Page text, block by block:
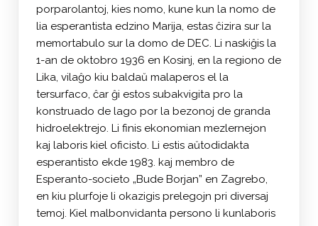
porparolantoj, kies nomo, kune kun la nomo de
lia esperantista edzino Marija, estas ĉizira sur la
memortabulo sur la domo de DEC. Li naskiĝis la
1-an de oktobro 1936 en Kosinj, en la regiono de
Lika, vilaĝo kiu baldaŭ malaperos el la
tersurfaco, ĉar ĝi estos subakvigita pro la
konstruado de lago por la bezonoj de granda
hidroelektrejo. Li finis ekonomian mezlernejon
kaj laboris kiel oficisto. Li estis aŭtodidakta
esperantisto ekde 1983. kaj membro de
Esperanto-societo „Bude Borjan” en Zagrebo,
en kiu plurfoje li okazigis prelegojn pri diversaj
temoj. Kiel malbonvidanta persono li kunlaboris